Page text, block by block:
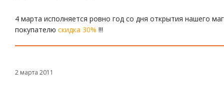
4 марта исполняется ровно год со дня открытия нашего
покупателю скидка 30% !!!
2 марта 2011